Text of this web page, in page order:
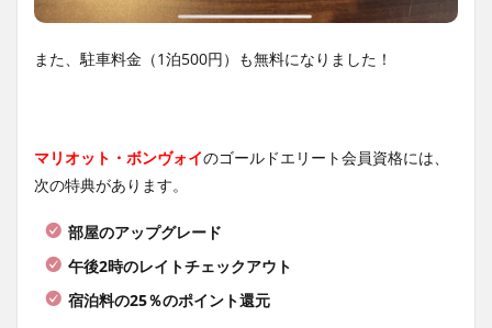
また、駐車料金（1泊500円）も無料になりました！
マリオット・ボンヴォイのゴールドエリート会員資格には、
次の特典があります。
部屋のアップグレード
午後2時のレイトチェックアウト
宿泊料の25％のポイント還元